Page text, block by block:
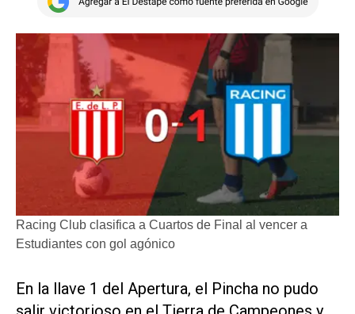
Racing Club clasifica a Cuartos de Final al vencer a
Estudiantes con gol agónico
En la llave 1 del Apertura, el Pincha no pudo